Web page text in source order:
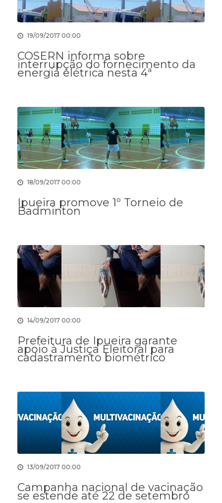
19/09/2017 00:00
COSERN informa sobre
interrupção do fornecimento da
energia elétrica nesta 4ª
18/09/2017 00:00
Ipueira promove 1º Torneio de
Badminton
14/09/2017 00:00
Prefeitura de Ipueira garante
apoio à Justiça Eleitoral para
cadastramento biométrico
13/09/2017 00:00
Campanha nacional de vacinação
se estende até 22 de setembro